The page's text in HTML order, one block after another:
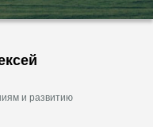
и развитию